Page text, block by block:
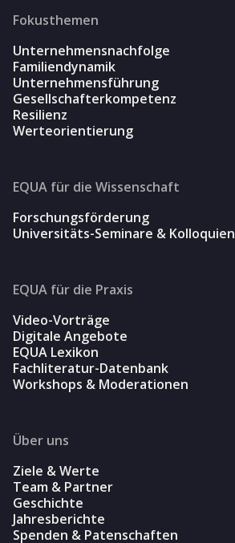
Fokusthemen
Unternehmensnachfolge
Familiendynamik
Unternehmensführung
Gesellschafterkompetenz
Resilienz
Werteorientierung
EQUA für die Wissenschaft
Forschungsförderung
Universitäts-Seminare & Kolloquien
EQUA für die Praxis
Video-Vorträge
Digitale Angebote
EQUA Lexikon
Fachliteratur-Datenbank
Workshops & Moderationen
Über uns
Ziele & Werte
Team & Partner
Geschichte
Jahresberichte
Spenden & Patenschaften